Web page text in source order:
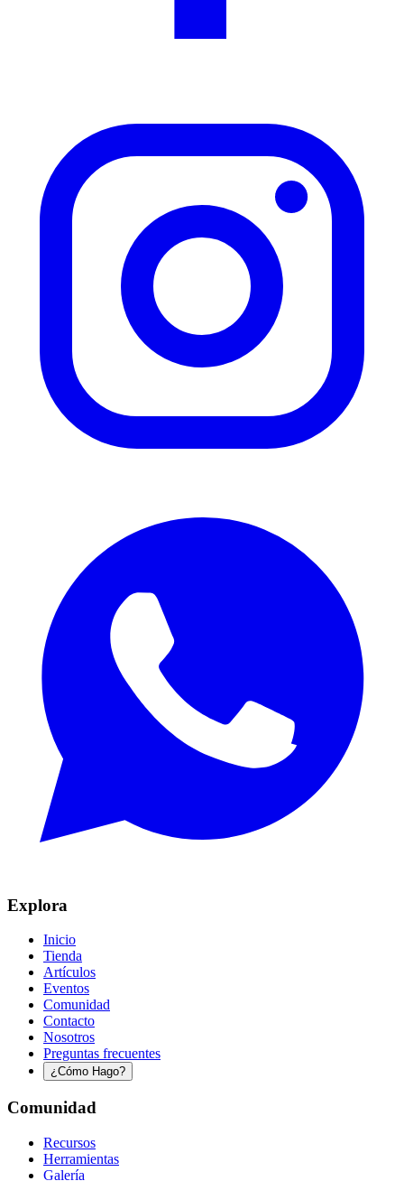
Explora
Inicio
Tienda
Artículos
Eventos
Comunidad
Contacto
Nosotros
Preguntas frecuentes
¿Cómo Hago?
Comunidad
Recursos
Herramientas
Galería